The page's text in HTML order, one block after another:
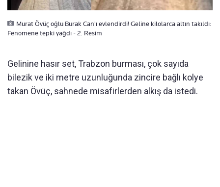
Murat Övüç oğlu Burak Can'ı evlendirdi! Geline kilolarca altın takıldı:
Fenomene tepki yağdı - 2. Resim
Gelinine hasır set, Trabzon burması, çok sayıda
bilezik ve iki metre uzunluğunda zincire bağlı kolye
takan Övüç, sahnede misafirlerden alkış da istedi.